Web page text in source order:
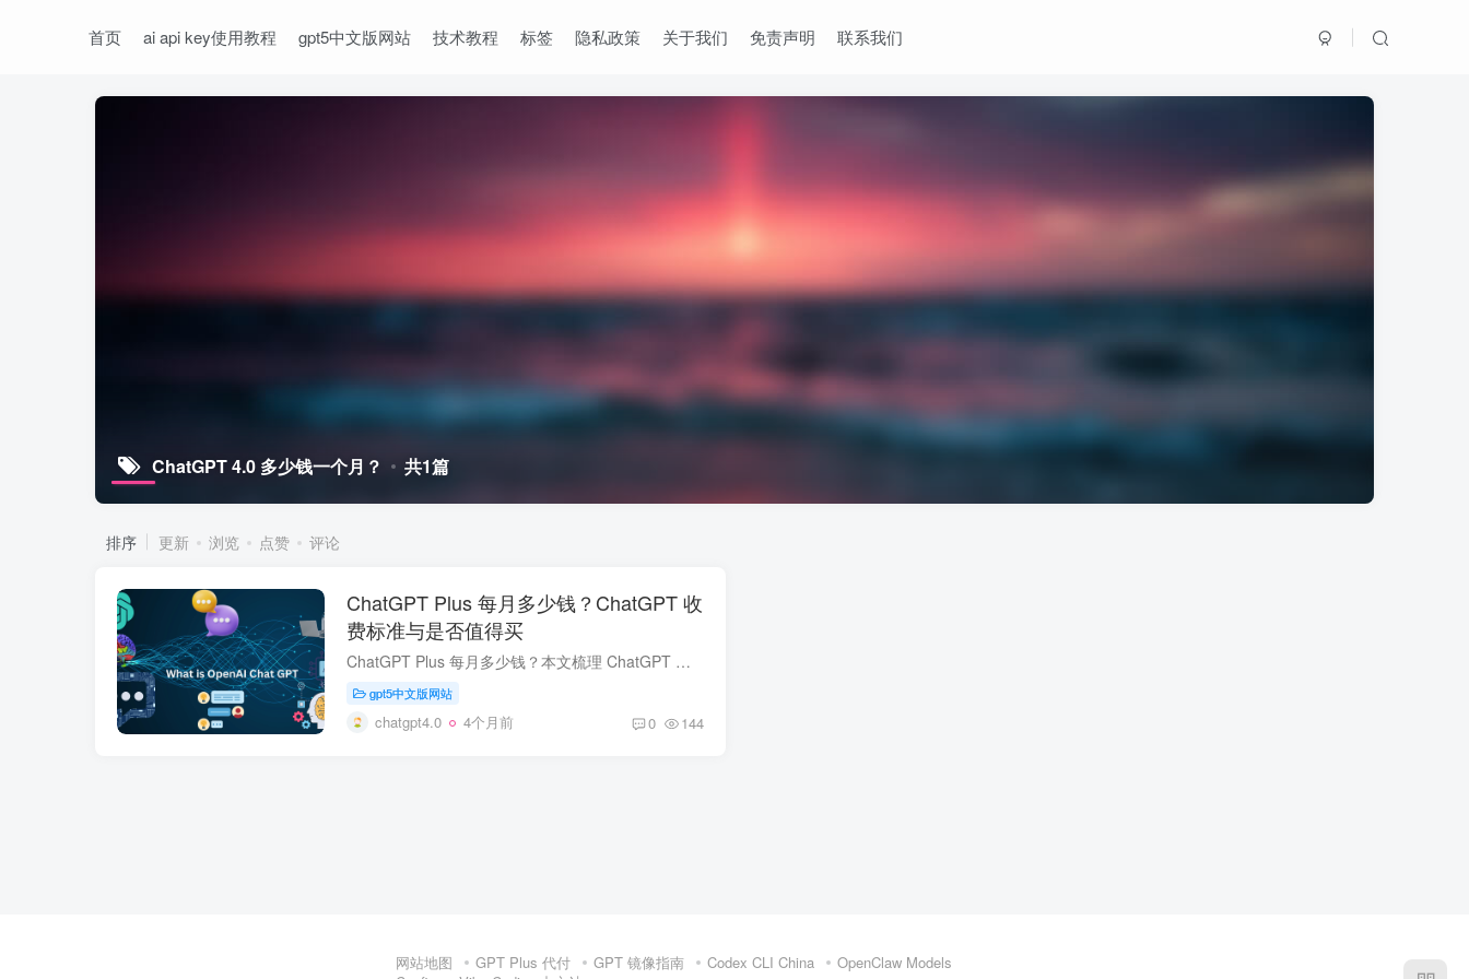
首页 ai api key使用教程 gpt5中文版网站 技术教程 标签 隐私政策 关于我们 免责声明 联系我们
ChatGPT 4.0 多少钱一个月？ 共1篇
排序 更新 浏览 点赞 评论
ChatGPT Plus 每月多少钱？ChatGPT 收
费标准与是否值得买
ChatGPT Plus 每月多少钱？本文梳理 ChatGPT 收费标准、Plus 会员权益、适用人群与购买建议，帮助你判断是否值得订阅。
gpt5中文版网站
chatgpt4.0 4个月前 0 144
网站地图 GPT Plus 代付 GPT 镜像指南 Codex CLI China
OpenClaw Models